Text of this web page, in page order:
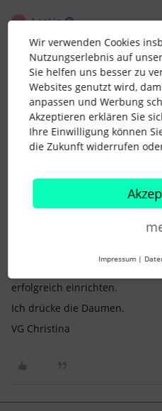
L LeoLin
Hallo ​@TinaB,
hast du mittlerweile eine
Haben jetzt auch das Problem,
mehr weiterhelfen kann…
Cloud verlegt. Nach diversen
erfolgreich einrichten.
Ich drücke die Daumen.
VG Christina
Wir verwenden Cookies
Nutzungserlebnis auf
Sie helfen uns besser zu
Websites genutzt wird,
anpassen und Werbung
Akzeptieren erklären Sie
Ihre Einwilligung können
die Zukunft widerrufen
Impressum |